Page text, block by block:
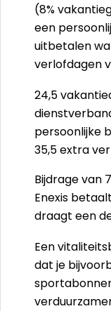
(8%
een
uitbetalen
verlofdagen
24,5
persoonlijke
35,5 extra
Bijdrage van
Enexis
draagt een
Een
dat je